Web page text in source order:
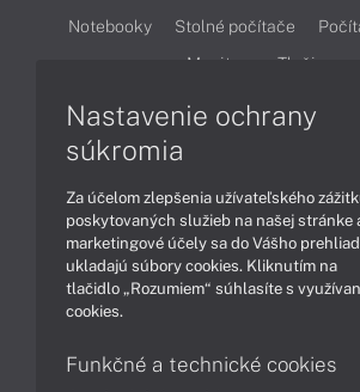
Notebooky Stolné počítače
Monitory
Tlačiarne
Technológie
Videá
Obsah
Možnosti
Podpora a servis
Servisné služby
Nastavenie ochrany
súkromia
Za účelom zlepšenia užívateľského
poskytovaných služieb na našej stránke
marketingové účely sa do Vášho
ukladajú súbory cookies. Kliknutím na
tlačidlo „Rozumiem“ súhlasíte s
cookies.
Funkčné a technické cookies